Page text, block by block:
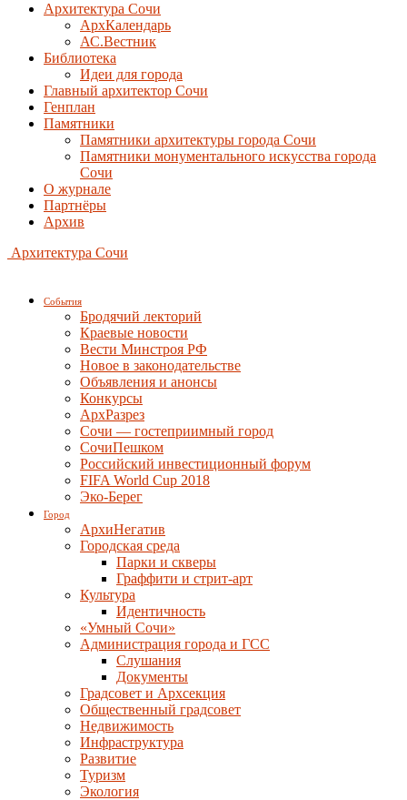
Архитектура Сочи
АрхКалендарь
АС.Вестник
Библиотека
Идеи для города
Главный архитектор Сочи
Генплан
Памятники
Памятники архитектуры города Сочи
Памятники монументального искусства города
Сочи
О журнале
Партнёры
Архив
Архитектура Сочи
События
Бродячий лекторий
Краевые новости
Вести Минстроя РФ
Новое в законодательстве
Объявления и анонсы
Конкурсы
АрхРазрез
Сочи — гостеприимный город
СочиПешком
Российский инвестиционный форум
FIFA World Cup 2018
Эко-Берег
Город
АрхиНегатив
Городская среда
Парки и скверы
Граффити и стрит-арт
Культура
Идентичность
«Умный Сочи»
Администрация города и ГСС
Слушания
Документы
Градсовет и Архсекция
Общественный градсовет
Недвижимость
Инфраструктура
Развитие
Туризм
Экология